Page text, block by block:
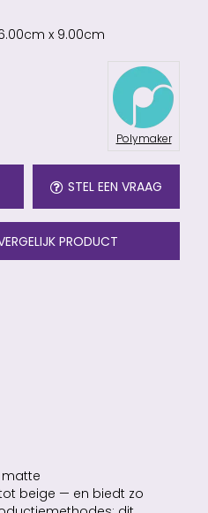
x 9.00cm
Polymaker
STEL EEN VRAAG
PRODUCT
matte
beige — en biedt zo